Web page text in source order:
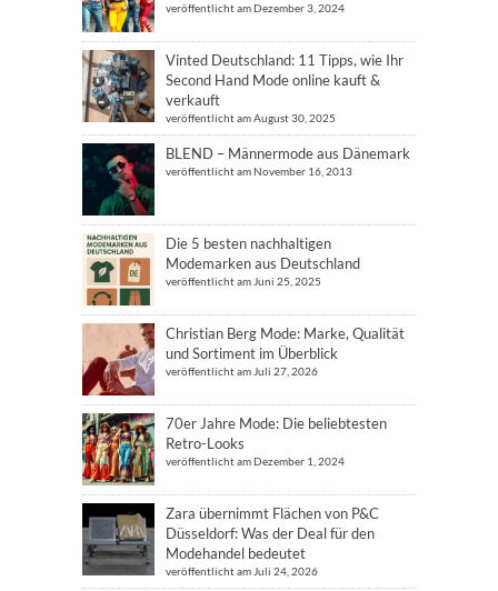
veröffentlicht am Dezember 3, 2024
Vinted Deutschland: 11 Tipps, wie Ihr
Second Hand Mode online kauft &
verkauft
veröffentlicht am August 30, 2025
BLEND – Männermode aus Dänemark
veröffentlicht am November 16, 2013
Die 5 besten nachhaltigen
Modemarken aus Deutschland
veröffentlicht am Juni 25, 2025
Christian Berg Mode: Marke, Qualität
und Sortiment im Überblick
veröffentlicht am Juli 27, 2026
70er Jahre Mode: Die beliebtesten
Retro-Looks
veröffentlicht am Dezember 1, 2024
Zara übernimmt Flächen von P&C
Düsseldorf: Was der Deal für den
Modehandel bedeutet
veröffentlicht am Juli 24, 2026